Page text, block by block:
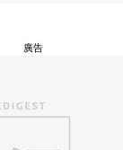
廣告